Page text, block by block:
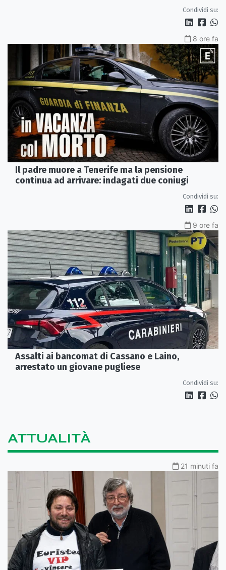
Condividi su:
8 ore fa
Il padre muore a Tenerife ma la pensione
continua ad arrivare: indagati due coniugi
Condividi su:
9 ore fa
Assalti ai bancomat di Cassano e Laino,
arrestato un giovane pugliese
Condividi su:
ATTUALITÀ
21 minuti fa